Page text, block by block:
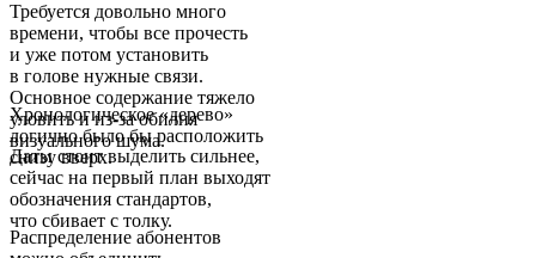
Требуется довольно много
времени, чтобы все прочесть
и уже потом установить
в голове нужные связи.
Основное содержание тяжело
уловить и из-за обилия
визуального шума.
Хронологическое «дерево»
логично было бы расположить
снизу вверх.
Даты стоит выделить сильнее,
сейчас на первый план выходят
обозначения стандартов,
что сбивает с толку.
Распределение абонентов